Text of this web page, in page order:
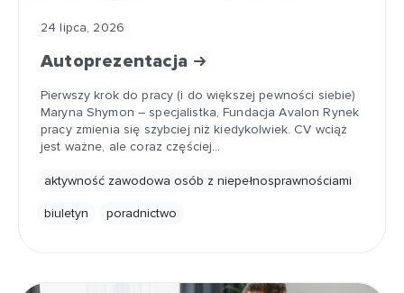
24 lipca, 2026
Autoprezentacja
Pierwszy krok do pracy (i do większej pewności siebie)
Maryna Shymon – specjalistka, Fundacja Avalon Rynek
pracy zmienia się szybciej niż kiedykolwiek. CV wciąż
jest ważne, ale coraz częściej…
aktywność zawodowa osób z niepełnosprawnościami
biuletyn poradnictwo